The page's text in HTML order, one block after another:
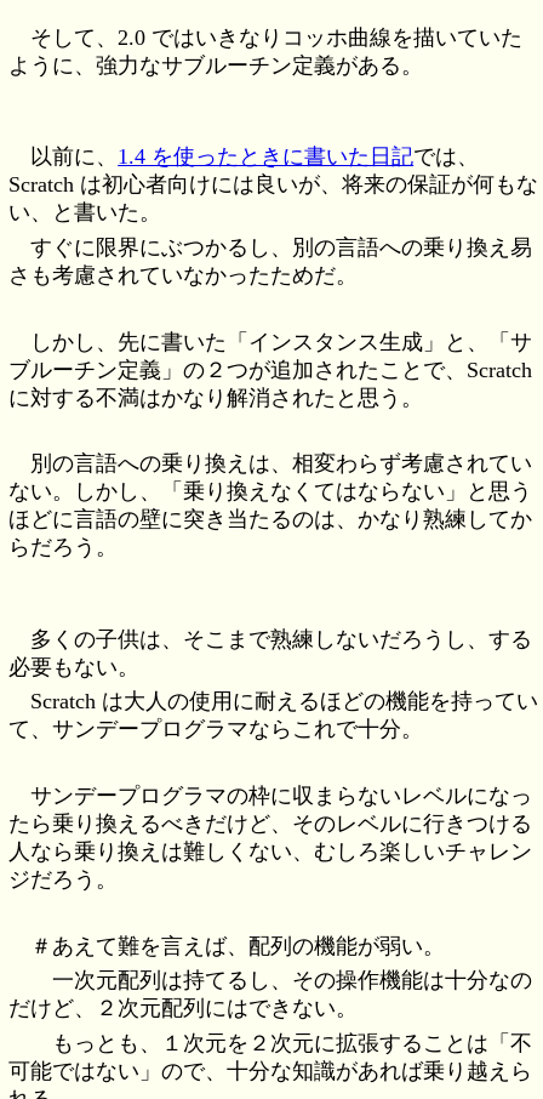
そして、2.0 ではいきなりコッホ曲線を描いていた
ように、強力なサブルーチン定義がある。
以前に、 1.4 を使ったときに書いた日記では、
Scratch は初心者向けには良いが、将来の保証が何もな
い、と書いた。
すぐに限界にぶつかるし、別の言語への乗り換え易
さも考慮されていなかったためだ。
しかし、先に書いた「インスタンス生成」と、「サ
ブルーチン定義」の２つが追加されたことで、Scratch
に対する不満はかなり解消されたと思う。
別の言語への乗り換えは、相変わらず考慮されてい
ない。しかし、「乗り換えなくてはならない」と思う
ほどに言語の壁に突き当たるのは、かなり熟練してか
らだろう。
多くの子供は、そこまで熟練しないだろうし、する
必要もない。
Scratch は大人の使用に耐えるほどの機能を持ってい
て、サンデープログラマならこれで十分。
サンデープログラマの枠に収まらないレベルになっ
たら乗り換えるべきだけど、そのレベルに行きつける
人なら乗り換えは難しくない、むしろ楽しいチャレン
ジだろう。
＃あえて難を言えば、配列の機能が弱い。
一次元配列は持てるし、その操作機能は十分なの
だけど、２次元配列にはできない。
もっとも、１次元を２次元に拡張することは「不
可能ではない」ので、十分な知識があれば乗り越えら